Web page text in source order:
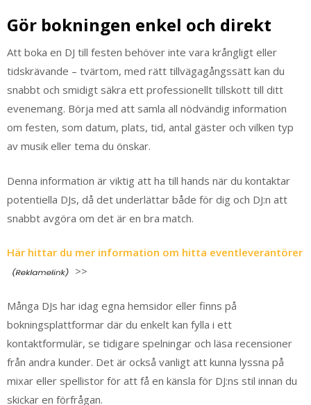
Gör bokningen enkel och direkt
Att boka en DJ till festen behöver inte vara krångligt eller
tidskrävande – tvärtom, med rätt tillvägagångssätt kan du
snabbt och smidigt säkra ett professionellt tillskott till ditt
evenemang. Börja med att samla all nödvändig information
om festen, som datum, plats, tid, antal gäster och vilken typ
av musik eller tema du önskar.
Denna information är viktig att ha till hands när du kontaktar
potentiella DJs, då det underlättar både för dig och DJ:n att
snabbt avgöra om det är en bra match.
Här hittar du mer information om hitta eventleverantörer
>>
Många DJs har idag egna hemsidor eller finns på
bokningsplattformar där du enkelt kan fylla i ett
kontaktformulär, se tidigare spelningar och läsa recensioner
från andra kunder. Det är också vanligt att kunna lyssna på
mixar eller spellistor för att få en känsla för DJ:ns stil innan du
skickar en förfrågan.